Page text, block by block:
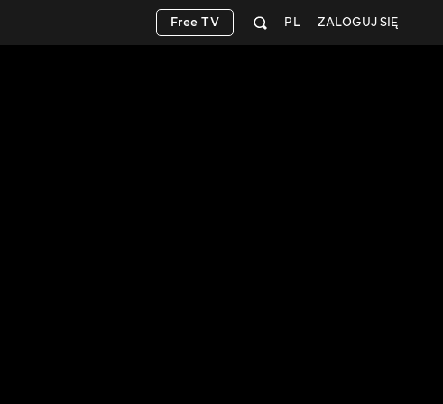
ZALOGUJ SIĘ
PL
Free TV